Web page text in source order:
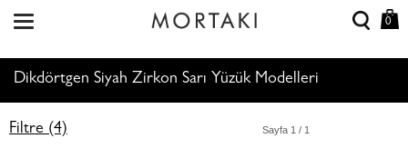
0
Dikdörtgen Siyah Zirkon Sarı Yüzük Modelleri
Filtre (4) Sayfa 1 / 1